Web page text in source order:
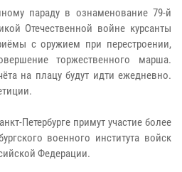
параду в ознаменование 79-й
Отечественной войне курсанты
с оружием при перестроении,
торжественного марша.
на плацу будут идти ежедневно.
Петербурге примут участие более
военного института войск
Федерации.